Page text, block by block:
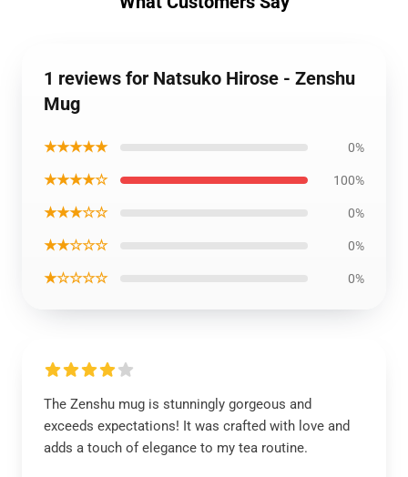
1 reviews for Natsuko Hirose - Zenshu
Mug
★★★★★ 0%
★★★★☆ 100%
★★★☆☆ 0%
★★☆☆☆ 0%
★☆☆☆☆ 0%
The Zenshu mug is stunningly gorgeous and
exceeds expectations! It was crafted with love and
adds a touch of elegance to my tea routine.